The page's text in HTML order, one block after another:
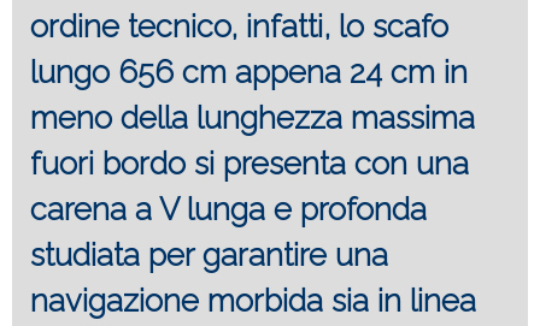
ordine tecnico, infatti, lo scafo
lungo 656 cm appena 24 cm in
meno della lunghezza massima
fuori bordo si presenta con una
carena a V lunga e profonda
studiata per garantire una
navigazione morbida sia in linea